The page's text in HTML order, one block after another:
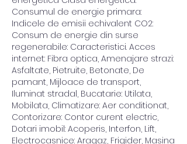
Consumul de energie primara:
Indicele de emisii echivalent CO2:
Consum de energie din surse
regenerabile: Caracteristici. Acces
internet: Fibra optica, Amenajare strazi:
Asfaltate, Pietruite, Betonate, De
pamant, Mijloace de transport,
Iluminat stradal, Bucatarie: Utilata,
Mobilata, Climatizare: Aer conditionat,
Contorizare: Contor curent electric,
Dotari imobil: Acoperis, Interfon, Lift,
Electrocasnice: Aragaz, Frigider, Masina